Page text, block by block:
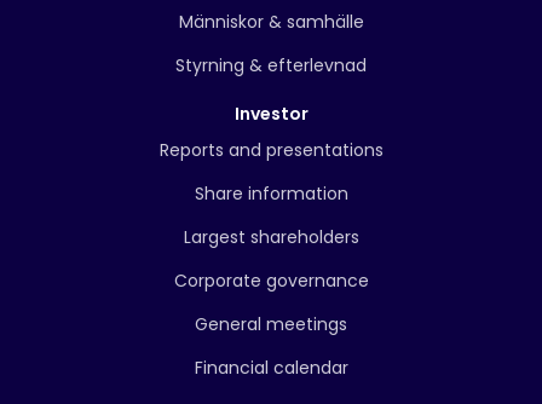
Människor & samhälle
Styrning & efterlevnad
Investor
Reports and presentations
Share information
Largest shareholders
Corporate governance
General meetings
Financial calendar